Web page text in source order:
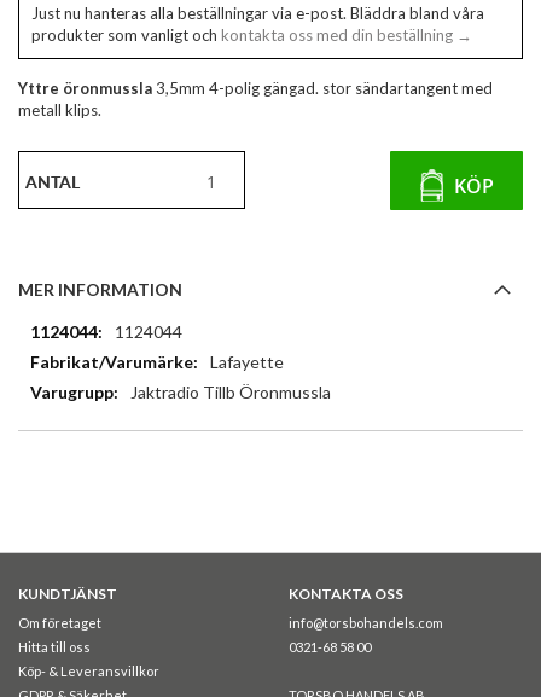
Just nu hanteras alla beställningar via e-post. Bläddra bland våra
produkter som vanligt och kontakta oss med din beställning →
Yttre öronmussla3,5mm 4-polig gängad. stor sändartangent med
metall klips.
ANTAL KÖP
MER INFORMATION
Mer
information
1124044
Lafayette
Jaktradio Tillb Öronmussla
KUNDTJÄNST
Om företaget
Hitta till oss
Köp- & Leveransvillkor
KONTAKTA OSS
info@torsbohandels.com
0321-68 58 00